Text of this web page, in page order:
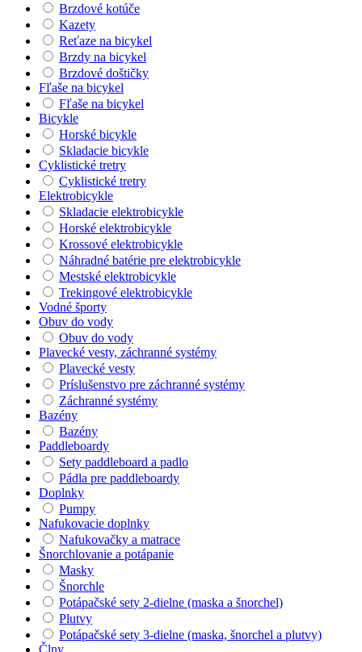
Brzdové kotúče
Kazety
Reťaze na bicykel
Brzdy na bicykel
Brzdové doštičky
Fľaše na bicykel
Fľaše na bicykel
Bicykle
Horské bicykle
Skladacie bicykle
Cyklistické tretry
Cyklistické tretry
Elektrobicykle
Skladacie elektrobicykle
Horské elektrobicykle
Krossové elektrobicykle
Náhradné batérie pre elektrobicykle
Mestské elektrobicykle
Trekingové elektrobicykle
Vodné športy
Obuv do vody
Obuv do vody
Plavecké vesty, záchranné systémy
Plavecké vesty
Príslušenstvo pre záchranné systémy
Záchranné systémy
Bazény
Bazény
Paddleboardy
Sety paddleboard a padlo
Pádla pre paddleboardy
Doplnky
Pumpy
Nafukovacie doplnky
Nafukovačky a matrace
Šnorchlovanie a potápanie
Masky
Šnorchle
Potápačské sety 2-dielne (maska a šnorchel)
Plutvy
Potápačské sety 3-dielne (maska, šnorchel a plutvy)
Člny